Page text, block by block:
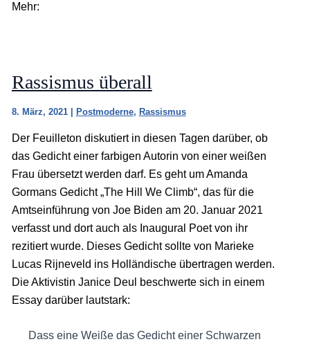
Mehr:
Rassismus überall
8. März, 2021 | Postmoderne, Rassismus
Der Feuilleton diskutiert in diesen Tagen darüber, ob
das Gedicht einer farbigen Autorin von einer weißen
Frau übersetzt werden darf. Es geht um Amanda
Gormans Gedicht „The Hill We Climb“, das für die
Amtseinführung von Joe Biden am 20. Januar 2021
verfasst und dort auch als Inaugural Poet von ihr
rezitiert wurde. Dieses Gedicht sollte von Marieke
Lucas Rijneveld ins Holländische übertragen werden.
Die Aktivistin Janice Deul beschwerte sich in einem
Essay darüber lautstark:
Dass eine Weiße das Gedicht einer Schwarzen